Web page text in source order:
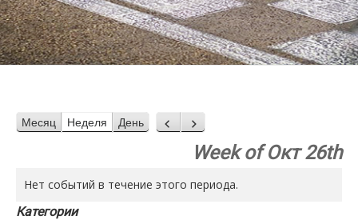
Месяц Неделя День Назад
Вперед
Week of Окт 26th
Нет событий в течение этого периода.
Категории